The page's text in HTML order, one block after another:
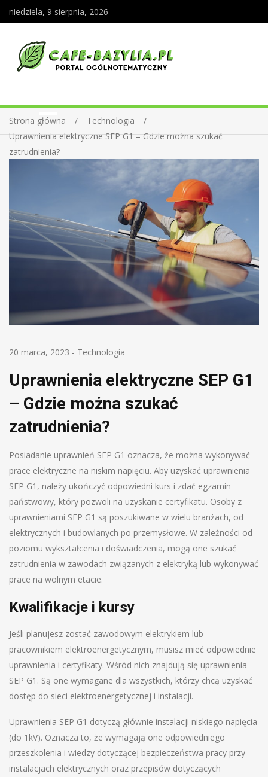
niedziela, 9 sierpnia, 2026
Strona główna
Technologia
Uprawnienia elektryczne SEP G1 – Gdzie można szukać
zatrudnienia?
20 marca, 2023 - Technologia
Uprawnienia elektryczne SEP G1
– Gdzie można szukać
zatrudnienia?
Posiadanie uprawnień SEP G1 oznacza, że można wykonywać
prace elektryczne na niskim napięciu. Aby uzyskać uprawnienia
SEP G1, należy ukończyć odpowiedni kurs i zdać egzamin
państwowy, który pozwoli na uzyskanie certyfikatu. Osoby z
uprawnieniami SEP G1 są poszukiwane w wielu branżach, od
elektrycznych i budowlanych po przemysłowe. W zależności od
poziomu wykształcenia i doświadczenia, mogą one szukać
zatrudnienia w zawodach związanych z elektryką lub wykonywać
prace na wolnym etacie.
Kwalifikacje i kursy
Jeśli planujesz zostać zawodowym elektrykiem lub
pracownikiem elektroenergetycznym, musisz mieć odpowiednie
uprawnienia i certyfikaty. Wśród nich znajdują się uprawnienia
SEP G1. Są one wymagane dla wszystkich, którzy chcą uzyskać
dostęp do sieci elektroenergetycznej i instalacji.
Uprawnienia SEP G1 dotyczą głównie instalacji niskiego napięcia
(do 1kV). Oznacza to, że wymagają one odpowiedniego
przeszkolenia i wiedzy dotyczącej bezpieczeństwa pracy przy
instalacjach elektrycznych oraz przepisów dotyczących